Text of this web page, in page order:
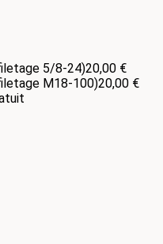
5/8-24)20,00 €
M18-100)20,00 €